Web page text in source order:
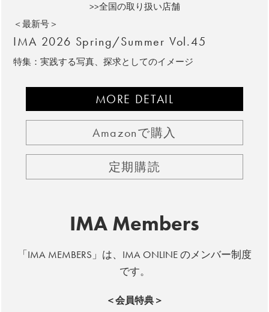
>>全国の取り扱い店舗
＜最新号＞
IMA 2026 Spring/Summer Vol.45
特集：実践する写真、探求としてのイメージ
MORE DETAIL
Amazonで購入
定期購読
IMA Members
「IMA MEMBERS」は、IMA ONLINE のメンバー制度
です。
＜会員特典＞